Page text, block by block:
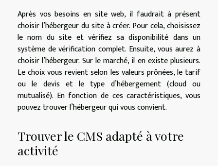
Après vos besoins en site web, il faudrait à présent
choisir l’hébergeur du site à créer. Pour cela, choisissez
le nom du site et vérifiez sa disponibilité dans un
système de vérification complet. Ensuite, vous aurez à
choisir l’hébergeur. Sur le marché, il en existe plusieurs.
Le choix vous revient selon les valeurs prônées, le tarif
ou le devis et le type d’hébergement (cloud ou
mutualisé). En fonction de ces caractéristiques, vous
pouvez trouver l’hébergeur qui vous convient.
Trouver le CMS adapté à votre
activité